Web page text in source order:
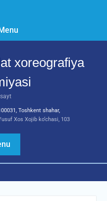
xoreografiya
Toshkent shahar,
Xos Xojib ko‘chasi, 103